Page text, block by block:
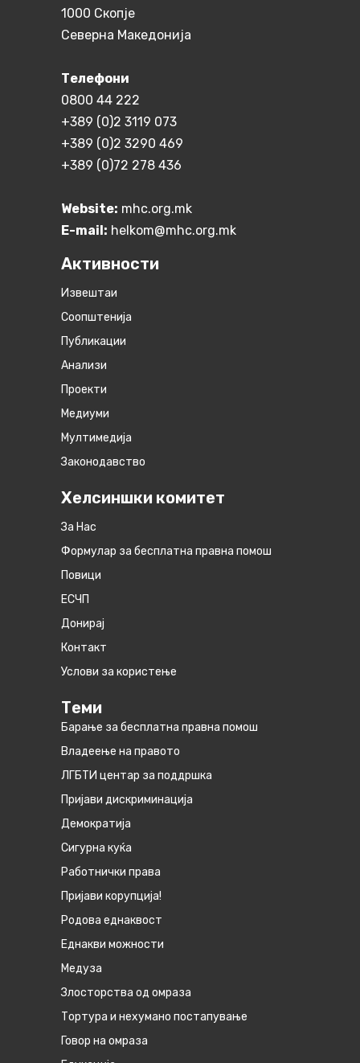
1000 Скопје
Северна Македонија
Телефони
0800 44 222
+389 (0)2 3119 073
+389 (0)2 3290 469
+389 (0)72 278 436
Website: mhc.org.mk
E-mail: helkom@mhc.org.mk
Активности
Извештаи
Соопштенија
Публикации
Анализи
Проекти
Медиуми
Мултимедија
Законодавство
Хелсиншки комитет
За Нас
Формулар за бесплатна правна помош
Повици
ЕСЧП
Донирај
Контакт
Услови за користење
Теми
Барање за бесплатна правна помош
Владеење на правото
ЛГБТИ центар за поддршка
Пријави дискриминација
Демократија
Сигурна куќа
Работнички права
Пријави корупција!
Родова еднаквост
Eднакви можности
Медуза
Злосторства од омраза
Тортура и нехумано постапување
Говор на омраза